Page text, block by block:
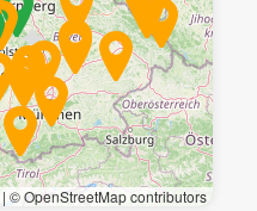
| © OpenStreetMap contributors